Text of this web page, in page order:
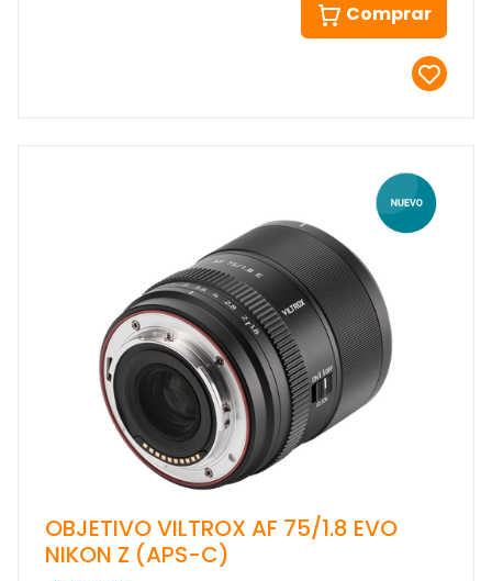
Comprar
OBJETIVO VILTROX AF 75/1.8 EVO
NIKON Z (APS-C)